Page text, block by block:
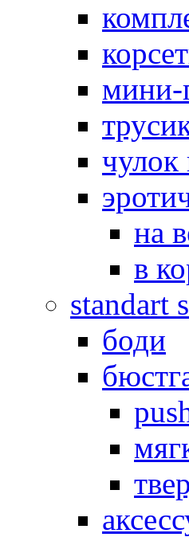
мини-
чулок
на
в
standart
боди